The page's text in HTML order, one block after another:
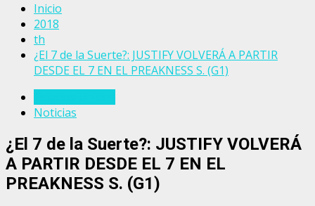
Inicio
2018
th
¿El 7 de la Suerte?: JUSTIFY VOLVERÁ A PARTIR
DESDE EL 7 EN EL PREAKNESS S. (G1)
Noticias
¿El 7 de la Suerte?: JUSTIFY VOLVERÁ
A PARTIR DESDE EL 7 EN EL
PREAKNESS S. (G1)